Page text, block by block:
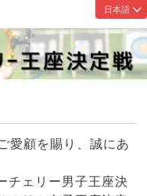
顧を賜り、誠にあ
チェリー男子王座決